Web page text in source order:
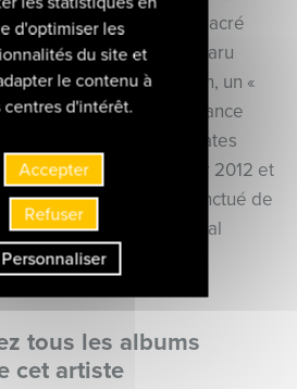
et Amateurs, consacré
Emanuel Bach, est paru
obtenu un 5 de Diapason, un «
de Marc Dumont sur France
Tokyo. Le CD Sonates
d’Or en janvier 2012 et
un parcours original ponctué de
réalisé chez Ligia Digital
tous les albums
cet artiste
d'optimiser les
du site et
le contenu à
centres d'intérêt.
Accepter
Refuser
Personnaliser